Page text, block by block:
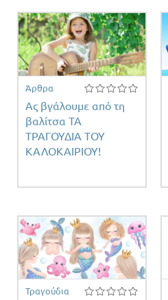
Άρθρα
Ας βγάλουμε από τη
βαλίτσα ΤΑ
ΤΡΑΓΟΥΔΙΑ ΤΟΥ
ΚΑΛΟΚΑΙΡΙΟΥ!
Τραγούδια